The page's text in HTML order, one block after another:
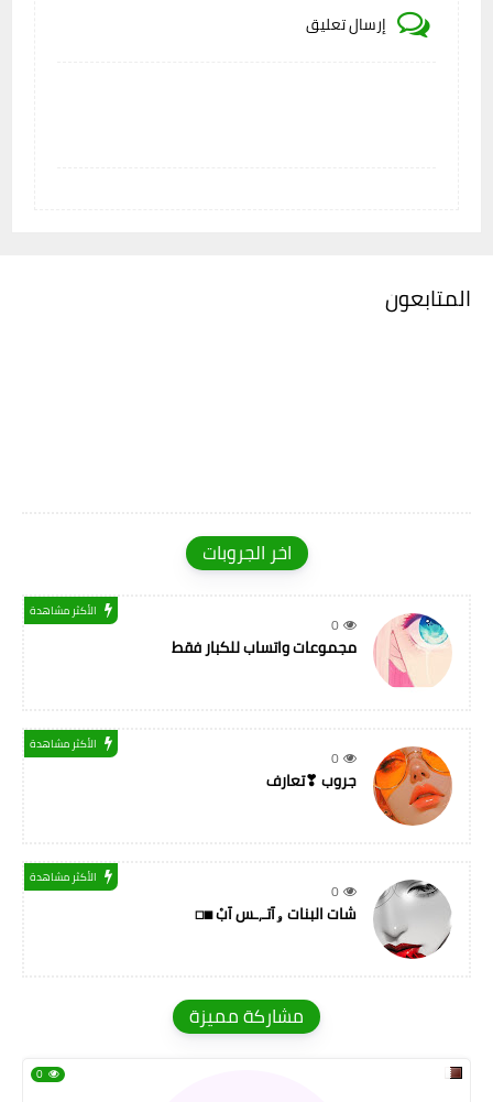
إرسال تعليق
المتابعون
اخر الجروبات
0
الأكثر مشاهدة
مجموعات واتساب للكبار فقط
0
الأكثر مشاهدة
جروب ❣تعارف
0
الأكثر مشاهدة
شات البنات ۅآتـ,ـس آبْ ◼◻
مشاركة مميزة
0